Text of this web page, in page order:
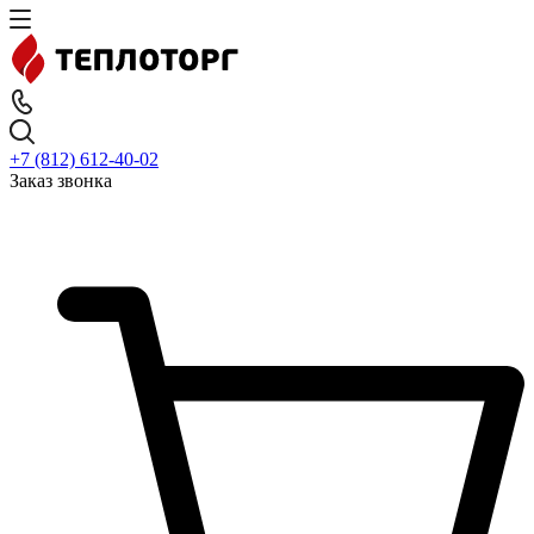
+7 (812) 612-40-02
Заказ звонка